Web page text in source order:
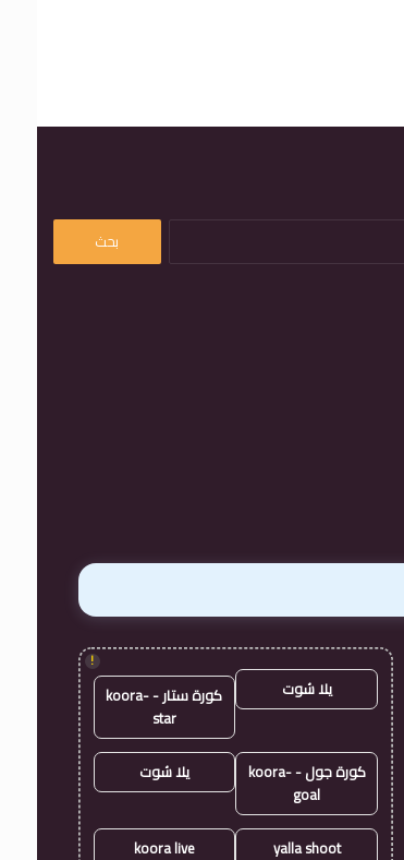
البحث
!
يلا شوت
كورة ستار - koora-
star
كورة جول - koora-
goal
يلا شوت
yalla shoot
koora live